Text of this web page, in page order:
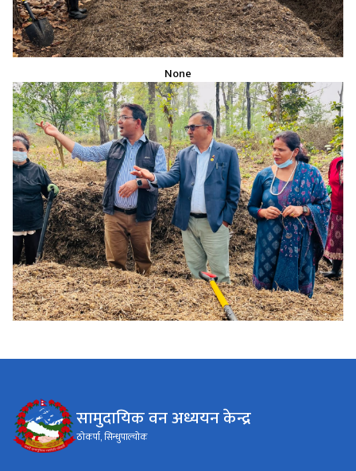
None
सामुदायिक वन अध्ययन केन्द्र
ठाेकर्पा, सिन्धुपाल्चोक